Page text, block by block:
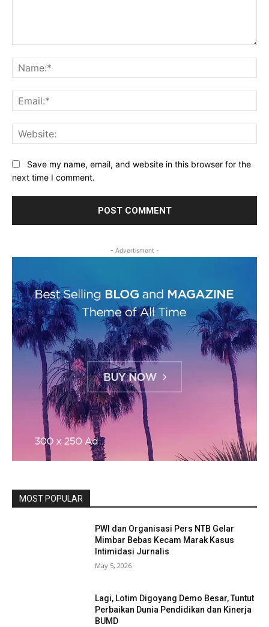
Save my name, email, and website in this browser for the
next time I comment.
- Advertisment -
MOST POPULAR
PWI dan Organisasi Pers NTB Gelar
Mimbar Bebas Kecam Marak Kasus
Intimidasi Jurnalis
May 5, 2026
Lagi, Lotim Digoyang Demo Besar, Tuntut
Perbaikan Dunia Pendidikan dan Kinerja
BUMD